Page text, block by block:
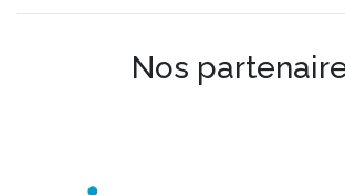
Nos